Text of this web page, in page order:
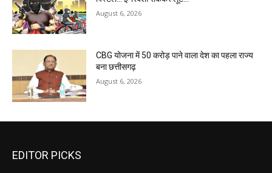
August 6, 2026
CBG योजना में 50 करोड़ पाने वाला देश का पहला राज्य
बना छत्तीसगढ़
August 6, 2026
EDITOR PICKS